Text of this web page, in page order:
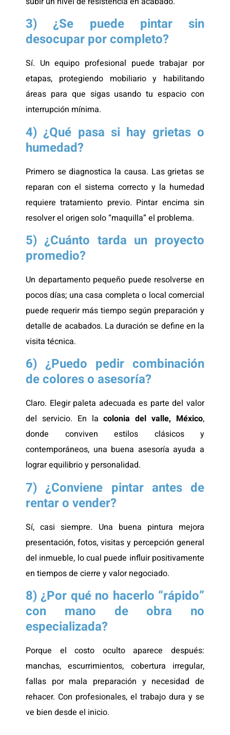
3) ¿Se puede pintar sin
desocupar por completo?
Sí. Un equipo profesional puede trabajar por
etapas, protegiendo mobiliario y habilitando
áreas para que sigas usando tu espacio con
interrupción mínima.
4) ¿Qué pasa si hay grietas o
humedad?
Primero se diagnostica la causa. Las grietas se
reparan con el sistema correcto y la humedad
requiere tratamiento previo. Pintar encima sin
resolver el origen solo “maquilla” el problema.
5) ¿Cuánto tarda un proyecto
promedio?
Un departamento pequeño puede resolverse en
pocos días; una casa completa o local comercial
puede requerir más tiempo según preparación y
detalle de acabados. La duración se define en la
visita técnica.
6) ¿Puedo pedir combinación
de colores o asesoría?
Claro. Elegir paleta adecuada es parte del valor
del servicio. En lacolonia del valle, México,
donde conviven estilos clásicos y
contemporáneos, una buena asesoría ayuda a
lograr equilibrio y personalidad.
7) ¿Conviene pintar antes de
rentar o vender?
Sí, casi siempre. Una buena pintura mejora
presentación, fotos, visitas y percepción general
del inmueble, lo cual puede influir positivamente
en tiempos de cierre y valor negociado.
8) ¿Por qué no hacerlo “rápido”
con mano de obra no
especializada?
Porque el costo oculto aparece después:
manchas, escurrimientos, cobertura irregular,
fallas por mala preparación y necesidad de
rehacer. Con profesionales, el trabajo dura y se
ve bien desde el inicio.